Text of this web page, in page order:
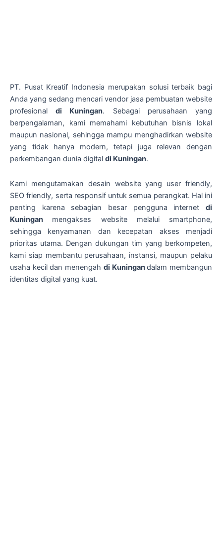
PT. Pusat Kreatif Indonesia merupakan solusi terbaik bagi
Anda yang sedang mencari vendor jasa pembuatan website
profesionaldi Kuningan. Sebagai perusahaan yang
berpengalaman, kami memahami kebutuhan bisnis lokal
maupun nasional, sehingga mampu menghadirkan website
yang tidak hanya modern, tetapi juga relevan dengan
perkembangan dunia digital di Kuningan.
Kami mengutamakan desain website yang user friendly,
SEO friendly, serta responsif untuk semua perangkat. Hal ini
penting karena sebagian besar pengguna internet di
Kuningan mengakses website melalui smartphone,
sehingga kenyamanan dan kecepatan akses menjadi
prioritas utama. Dengan dukungan tim yang berkompeten,
kami siap membantu perusahaan, instansi, maupun pelaku
usaha kecil dan menengah di Kuningandalam membangun
identitas digital yang kuat.